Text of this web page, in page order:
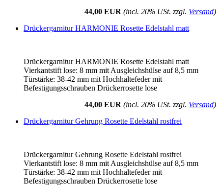
44,00 EUR (incl. 20% USt. zzgl. Versand)
Drückergarnitur HARMONIE Rosette Edelstahl matt
Drückergarnitur HARMONIE Rosette Edelstahl matt
Vierkantstift lose: 8 mm mit Ausgleichshülse auf 8,5 mm
Türstärke: 38-42 mm mit Hochhaltefeder mit
Befestigungsschrauben Drückerrosette lose
44,00 EUR (incl. 20% USt. zzgl. Versand)
Drückergarnitur Gehrung Rosette Edelstahl rostfrei
Drückergarnitur Gehrung Rosette Edelstahl rostfrei
Vierkantstift lose: 8 mm mit Ausgleichshülse auf 8,5 mm
Türstärke: 38-42 mm mit Hochhaltefeder mit
Befestigungsschrauben Drückerrosette lose